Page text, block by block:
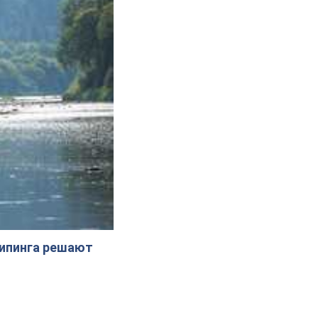
решают